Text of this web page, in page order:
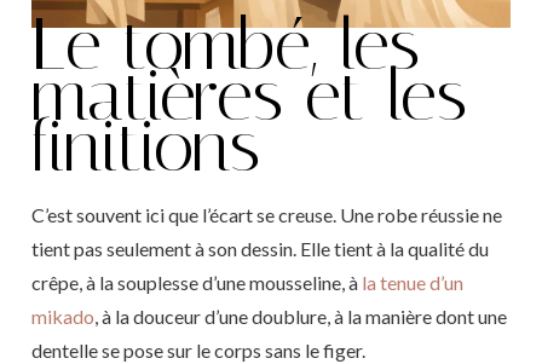
Le tombé, les
matières et les
finitions
C’est souvent ici que l’écart se creuse. Une robe réussie ne
tient pas seulement à son dessin. Elle tient à la qualité du
crêpe, à la souplesse d’une mousseline, à la tenue d’un
mikado , à la douceur d’une doublure, à la manière dont une
dentelle se pose sur le corps sans le figer.